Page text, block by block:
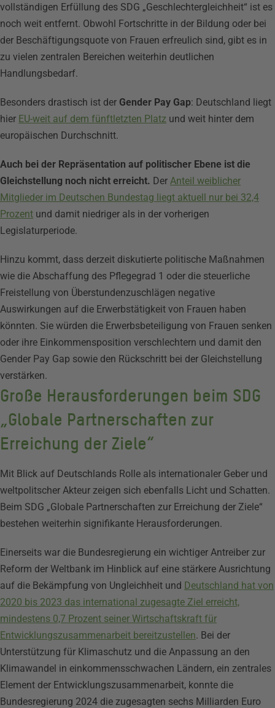
vollständigen Erfüllung des SDG „Geschlechtergleichheit“ ist es
noch weit entfernt. Obwohl Fortschritte in der Bildung oder bei
der Beschäftigungsquote von Frauen erfreulich sind, gibt es in
zu vielen zentralen Bereichen weiterhin deutlichen
Handlungsbedarf.
Besonders drastisch ist der Gender Pay Gap: Deutschland liegt
hier EU-weit auf dem fünftletzten Platz und weit hinter dem
europäischen Durchschnitt.
Auch bei der Repräsentation auf politischer Ebene ist die
Gleichstellung noch nicht erreicht. Der Anteil weiblicher
Mitglieder im Deutschen Bundestag liegt aktuell nur bei 32,4
Prozent und damit niedriger als in der vorherigen
Legislaturperiode.
Hinzu kommt, dass derzeit diskutierte politische Maßnahmen
wie die Abschaffung des Pflegegrad 1 oder die steuerliche
Freistellung von Überstundenzuschlägen negative
Auswirkungen auf die Erwerbstätigkeit von Frauen haben
könnten. Sie würden die Erwerbsbeteiligung von Frauen senken
oder ihre Einkommensposition verschlechtern und damit den
Gender Pay Gap sowie den Rückschritt bei der Gleichstellung
verstärken.
Große Herausforderungen beim SDG
„Globale Partnerschaften zur
Erreichung der Ziele“
Mit Blick auf Deutschlands Rolle als internationaler Geber und
weltpolitscher Akteur zeigen sich ebenfalls Licht und Schatten.
Beim SDG „Globale Partnerschaften zur Erreichung der Ziele“
bestehen weiterhin signifikante Herausforderungen.
Einerseits war die Bundesregierung ein wichtiger Antreiber zur
Reform der Weltbank im Hinblick auf eine stärkere Ausrichtung
auf die Bekämpfung von Ungleichheit und Deutschland hat von
2020 bis 2023 das international zugesagte Ziel erreicht,
mindestens 0,7 Prozent seiner Wirtschaftskraft für
Entwicklungszusammenarbeit bereitzustellen. Bei der
Unterstützung für Klimaschutz und die Anpassung an den
Klimawandel in einkommensschwachen Ländern, ein zentrales
Element der Entwicklungszusammenarbeit, konnte die
Bundesregierung 2024 die zugesagten sechs Milliarden Euro